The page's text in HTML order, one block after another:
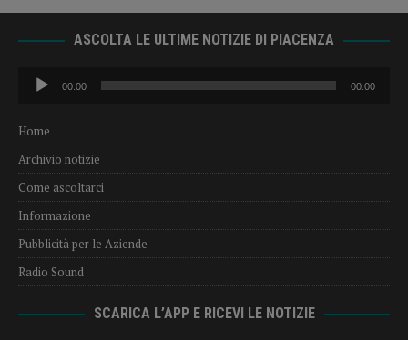
ASCOLTA LE ULTIME NOTIZIE DI PIACENZA
Audio
Player
00:00 00:00
Home
Archivio notizie
Come ascoltarci
Informazione
Pubblicità per le Aziende
Radio Sound
SCARICA L’APP E RICEVI LE NOTIZIE